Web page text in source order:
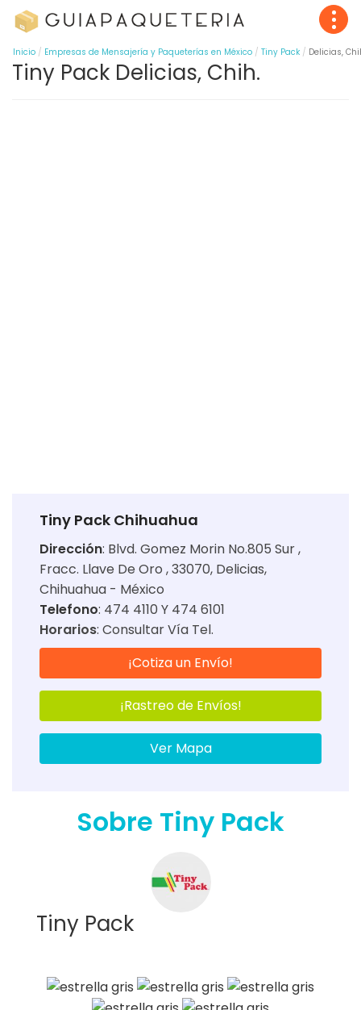
Inicio Empresas de Mensajería y Paqueterías en México Tiny Pack Delicias,
Tiny Pack Delicias, Chih.
Tiny Pack Chihuahua
Dirección: Blvd. Gomez Morin No.805 Sur ,
Fracc. Llave De Oro , 33070, Delicias,
Chihuahua - México
Telefono: 474 4110 Y 474 6101
Horarios: Consultar Vía Tel.
¡Cotiza un Envío!
¡Rastreo de Envíos!
Ver Mapa
Sobre Tiny Pack
Tiny Pack